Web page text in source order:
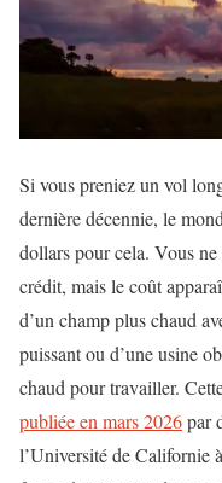
Si vous preniez un vol
dernière décennie, le
dollars pour cela. Vous ne
crédit, mais le coût
d’un champ plus chaud
puissant ou d’une usine
chaud pour travailler.
publiée en mars 2026par
l’Université de Californie